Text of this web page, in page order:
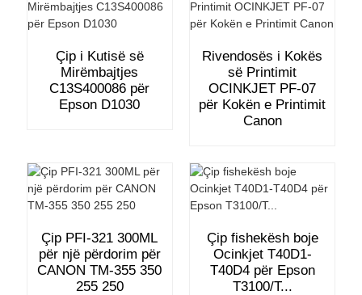
Çip i Kutisë së
Mirëmbajtjes
C13S400086 për
Epson D1030
Rivendosës i Kokës
së Printimit
OCINKJET PF-07
për Kokën e Printimit
Canon
Çip PFI-321 300ML
për një përdorim për
CANON TM-355 350
255 250
Çip fishekësh boje
Ocinkjet T40D1-
T40D4 për Epson
T3100/T...